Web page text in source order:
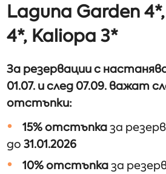
Laguna Garden
4*, Kaliopa 3*
За резервации с
01.07. и след 07.09. важат
отстъпки:
15% отстъпказа
до31.01.2026
10% отстъпказа